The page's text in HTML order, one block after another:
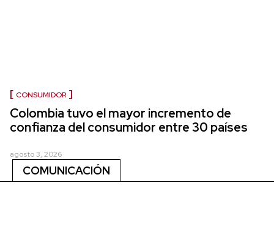
CONSUMIDOR
Colombia tuvo el mayor incremento de
confianza del consumidor entre 30 países
agosto 3, 2026
COMUNICACIÓN